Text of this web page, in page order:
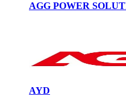
AGG POWER
AYD